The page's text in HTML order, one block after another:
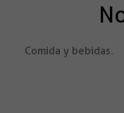
Comida y bebidas.